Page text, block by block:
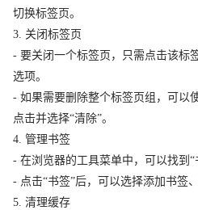
切换标签页。
3. 关闭标签页
- 要关闭一个标签页，只需点击该标
选项。
- 如果需要删除整个标签页组，可以
点击并选择“清除”。
4. 管理书签
- 在浏览器的工具菜单中，可以找到“
- 点击“书签”后，可以选择添加书签
5. 清理缓存